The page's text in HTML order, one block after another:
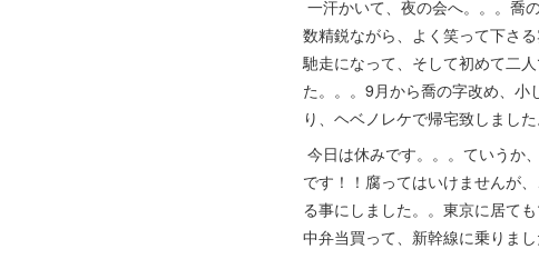
一汗かいて、夜の会へ。。。喬
数精鋭ながら、よく笑って下さ
馳走になって、そして初めて二
た。。。9月から喬の字改め、
り、ヘベノレケで帰宅致しました
今日は休みです。。。ていうか
です！！腐ってはいけませんが
る事にしました。。東京に居て
中弁当買って、新幹線に乗りま